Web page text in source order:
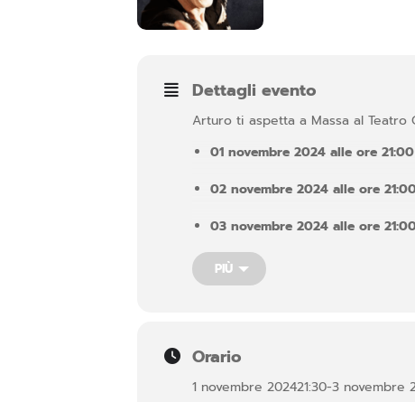
Dettagli evento
Arturo ti aspetta a Massa al Teatro
01 novembre 2024 alle ore 21:00
02 novembre 2024 alle ore
03 novembre 2024 alle ore
Una rappresentazione avvincente,
lusso e nella decadenza della
PIÙ
Orario
1 novembre 202421:30-3 novembre